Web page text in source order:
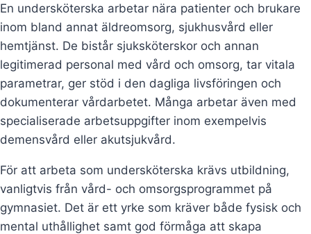
En undersköterska arbetar nära patienter och brukare
inom bland annat äldreomsorg, sjukhusvård eller
hemtjänst. De bistår sjuksköterskor och annan
legitimerad personal med vård och omsorg, tar vitala
parametrar, ger stöd i den dagliga livsföringen och
dokumenterar vårdarbetet. Många arbetar även med
specialiserade arbetsuppgifter inom exempelvis
demensvård eller akutsjukvård.
För att arbeta som undersköterska krävs utbildning,
vanligtvis från vård- och omsorgsprogrammet på
gymnasiet. Det är ett yrke som kräver både fysisk och
mental uthållighet samt god förmåga att skapa